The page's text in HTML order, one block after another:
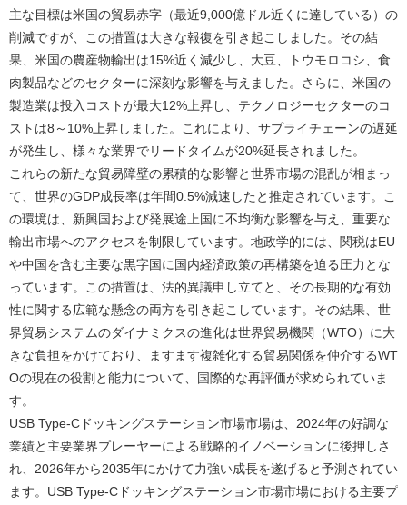
主な目標は米国の貿易赤字（最近9,000億ドル近くに達している）の
削減ですが、この措置は大きな報復を引き起こしました。その結
果、米国の農産物輸出は15%近く減少し、大豆、トウモロコシ、食
肉製品などのセクターに深刻な影響を与えました。さらに、米国の
製造業は投入コストが最大12%上昇し、テクノロジーセクターのコ
ストは8～10%上昇しました。これにより、サプライチェーンの遅延
が発生し、様々な業界でリードタイムが20%延長されました。
これらの新たな貿易障壁の累積的な影響と世界市場の混乱が相まっ
て、世界のGDP成長率は年間0.5%減速したと推定されています。こ
の環境は、新興国および発展途上国に不均衡な影響を与え、重要な
輸出市場へのアクセスを制限しています。地政学的には、関税はEU
や中国を含む主要な黒字国に国内経済政策の再構築を迫る圧力とな
っています。この措置は、法的異議申し立てと、その長期的な有効
性に関する広範な懸念の両方を引き起こしています。その結果、世
界貿易システムのダイナミクスの進化は世界貿易機関（WTO）に大
きな負担をかけており、ますます複雑化する貿易関係を仲介するWT
Oの現在の役割と能力について、国際的な再評価が求められていま
す。
USB Type-Cドッキングステーション市場市場は、2024年の好調な
業績と主要業界プレーヤーによる戦略的イノベーションに後押しさ
れ、2026年から2035年にかけて力強い成長を遂げると予測されてい
ます。USB Type-Cドッキングステーション市場市場における主要プ